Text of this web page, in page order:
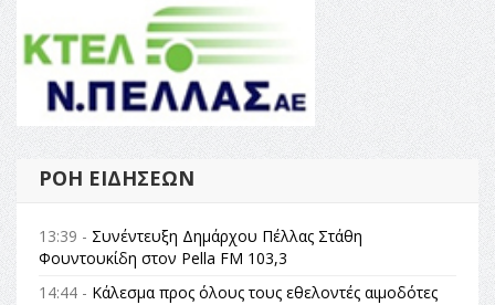
ΡΟΉ ΕΙΔΉΣΕΩΝ
13:39 - Συνέντευξη Δημάρχου Πέλλας Στάθη
Φουντουκίδη στον Pella FM 103,3
14:44 - Κάλεσμα προς όλους τους εθελοντές αιμοδότες